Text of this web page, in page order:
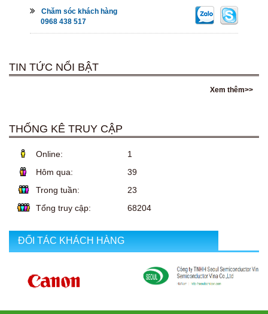
Chăm sóc khách hàng
0968 438 517
TIN TỨC NỔI BẬT
Xem thêm>>
THỐNG KÊ TRUY CẬP
Online:
1
Hôm qua:
39
Trong tuần:
23
Tổng truy cập:
68204
ĐỐI TÁC KHÁCH HÀNG